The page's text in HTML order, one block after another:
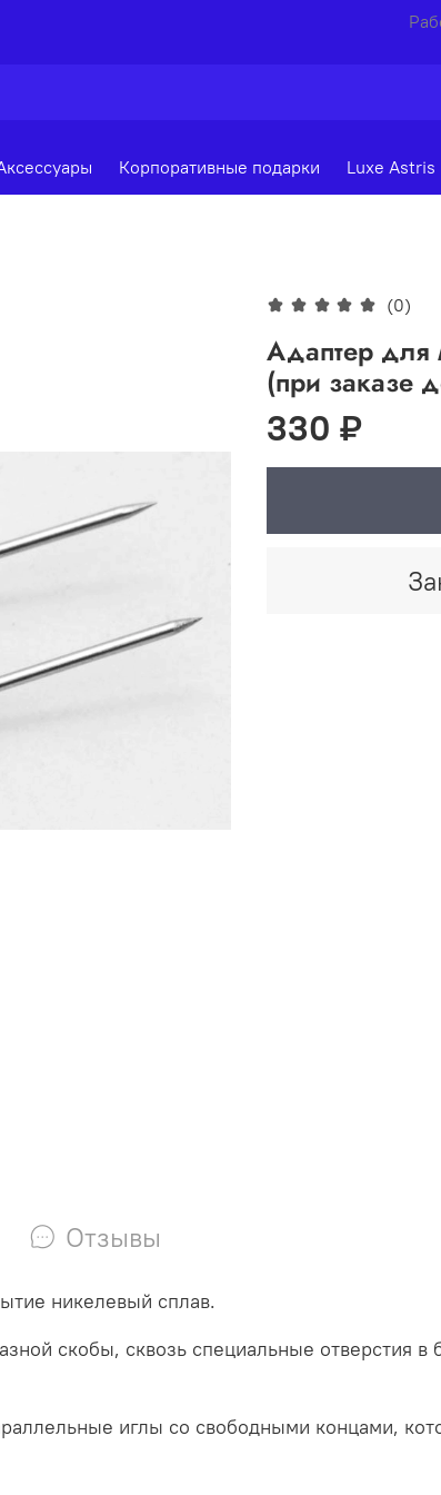
Корпоративные подарки Luxe Astris
(0)
Адаптер для
(при заказе
330 ₽
Отзывы
никелевый сплав.
скобы, сквозь специальные отверстия в
иглы со свободными концами,